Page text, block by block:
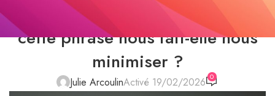
En toute humilité » | Pourquoi
cette phrase nous fait-elle nous
minimiser ?
Julie ArcoulinActivé 19/02/2026 0